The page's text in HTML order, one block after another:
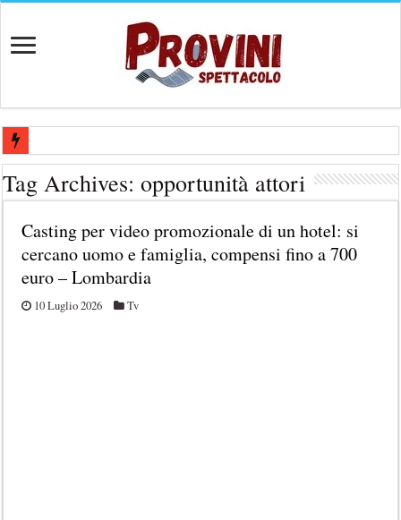
Ricerca tastierista per Tribute Band dedicata ad Eros Ramazzotti –
Casting film horror internazionale “Gaming Disorder”: si cercano
Casting Rai: Cercasi le nuove professoresse de L’Eredità, aperte le
Casting Urgente CHARACTER / MASCOTTE per il Parco
Tag Archives:opportunità attori
Casting per video promozionale di un hotel: si
cercano uomo e famiglia, compensi fino a 700
euro – Lombardia
10 Luglio 2026 Tv